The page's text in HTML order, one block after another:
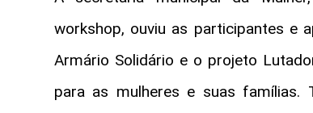
workshop, ouviu as participantes e
Armário Solidário e o projeto
para as mulheres e suas famílias.